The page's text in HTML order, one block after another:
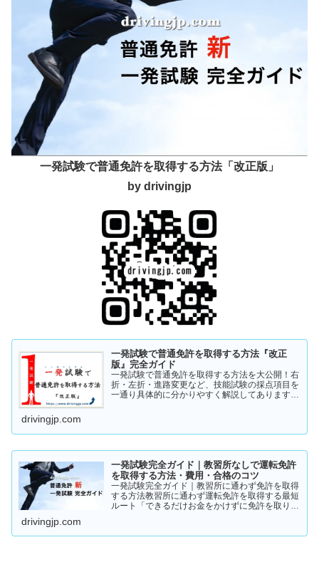
一発試験で普通免許を取得する方法「改正版」
by drivingjp
一発試験で普通免許を取得する方法『改正
版』完全ガイド
一発試験で普通免許を取得する方法を大公開！右
折・左折・進路変更など、技能試験の採点項目を
一通り具体的に分かりやすく解説してあります。
drivingjp.com
一発試験完全ガイド｜教習所なしで運転免許
を取得する方法・費用・合格のコツ
一発試験完全ガイド｜教習所に通わず免許を取得
する方法教習所に通わず運転免許を取得する最短
ルート「できるだけお金をかけずに免許を取りた
試験（飛び込み試験...
drivingjp.com